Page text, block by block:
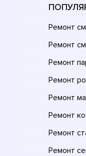
Ремонт
Ремонт
Ремонт
Ремонт
Ремонт
Ремонт
Ремонт
Ремонт